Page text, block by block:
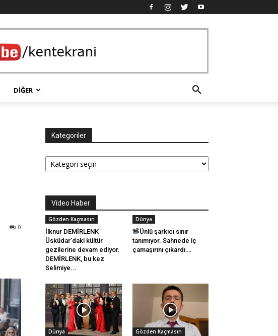
DIĞER
0
Kategoriler
Kategoriler
Video Haber
Gözden Kaçmasın
İlknur DEMİRLENK
Üsküdar’daki kültür
gezilerine devam ediyor.
DEMİRLENK, bu kez
Selimiye...
Dünya
Ünlü şarkıcı sınır
tanımıyor. Sahnede iç
çamaşırını çıkardı….
Dünya Gözden Kaçmasın